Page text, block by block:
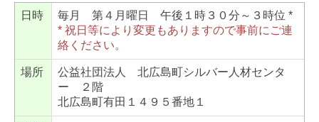
日時
毎月 第４月曜日 午後１時３０分～３時位 *
* 祝日等により変更もありますので事前にご連
絡ください。
場所
公益社団法人 北広島町シルバー人材センタ
ー ２階
北広島町有田１４９５番地１